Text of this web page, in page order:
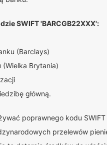
SWIFT 'BARCGB22XXX':
(Barclays)
(Wielka Brytania)
główną.
poprawnego kodu
przelewów